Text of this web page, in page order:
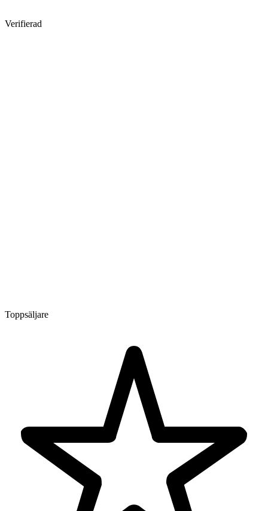
Verifierad
Toppsäljare